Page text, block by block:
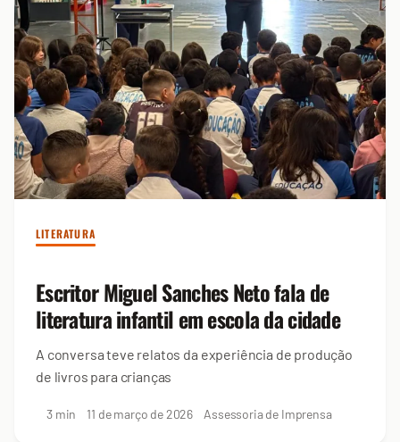
LITERATURA
Escritor Miguel Sanches Neto fala de
literatura infantil em escola da cidade
A conversa teve relatos da experiência de produção
de livros para crianças
3 min 11 de março de 2026 Assessoria de Imprensa